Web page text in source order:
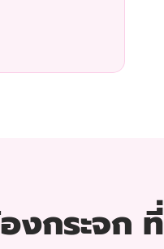
งกระจก